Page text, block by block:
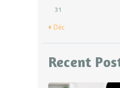
31
« Déc
Recent